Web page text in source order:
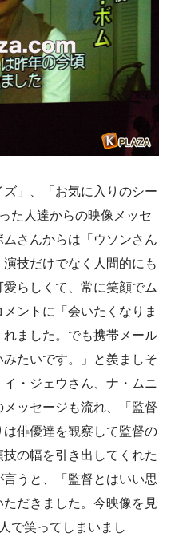
」、「お気に入りのシー
た人達からの映像メッセ
さんからは「ウソンさん
技だけでなく人間的にも
らしくて、常に笑顔でム
ントに「会いたくなりま
ました。でも携帯メール
たいです。」と羨ましそ
・ジェウさん、ナ・ムニ
ッセージも流れ、「監督
俳優達を観察して監督の
の幅を引き出してくれた
うと、「監督とはいい思
だきました。今映像を見
で笑ってしまいまし